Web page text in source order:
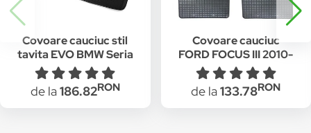
Covoare cauciuc stil
tavita EVO BMW Seria
7 F01 lung 2008-2015
de la186.82RON
Covoare cauciuc
FORD FOCUS III 2010-
> ( EVO P50 ) (set 4
buc)
de la133.78RON